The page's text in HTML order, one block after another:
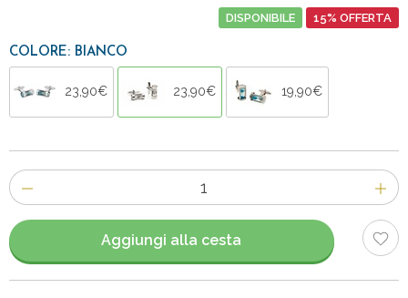
DISPONIBILE 15% OFFERTA
COLORE: BIANCO
23,90€ 23,90€ 19,90€
Numero
di
articoli
Aggiungi alla cesta